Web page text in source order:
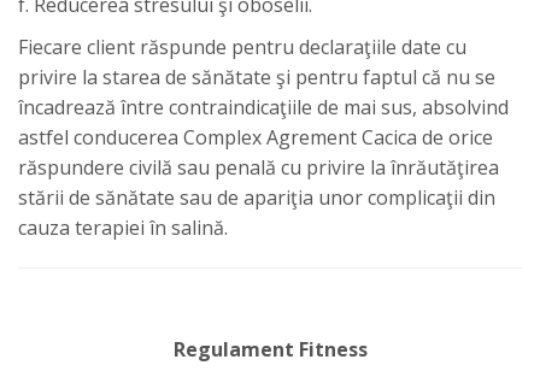
Fiecare client răspunde pentru declaraţiile date cu
privire la starea de sănătate şi pentru faptul că nu se
încadrează între contraindicaţiile de mai sus, absolvind
astfel conducerea Complex Agrement Cacica de orice
răspundere civilă sau penală cu privire la înrăutăţirea
stării de sănătate sau de apariţia unor complicaţii din
cauza terapiei în salină.
Regulament Fitness